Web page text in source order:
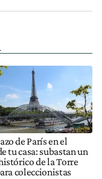
de París en el
tu casa: subastan un
de la Torre
coleccionistas